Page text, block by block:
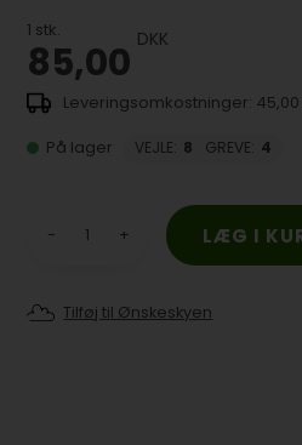
1 stk.
85,00 DKK
45,00
På lager
VEJLE: 8 GREVE: 4
- +
Tilføj til Ønskeskyen